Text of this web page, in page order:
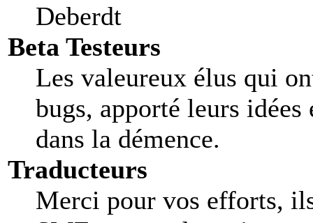
Deberdt
Beta Testeurs
Les valeureux élus qui
bugs, apporté leurs
dans la démence.
Traducteurs
Merci pour vos efforts,